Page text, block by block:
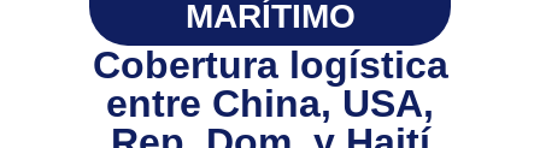
MARÍTIMO
Cobertura logística
entre China, USA,